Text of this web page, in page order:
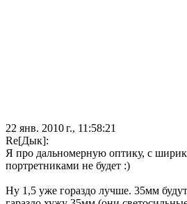
22 янв. 2010 г., 11:58:21
Re[Дык]:
Я про дальномерную оптику, с
портретниками не будет :)
Ну 1,5 уже гораздо лучше. 35мм